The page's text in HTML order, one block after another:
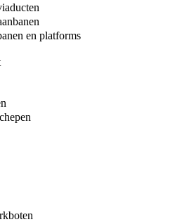
en platforms